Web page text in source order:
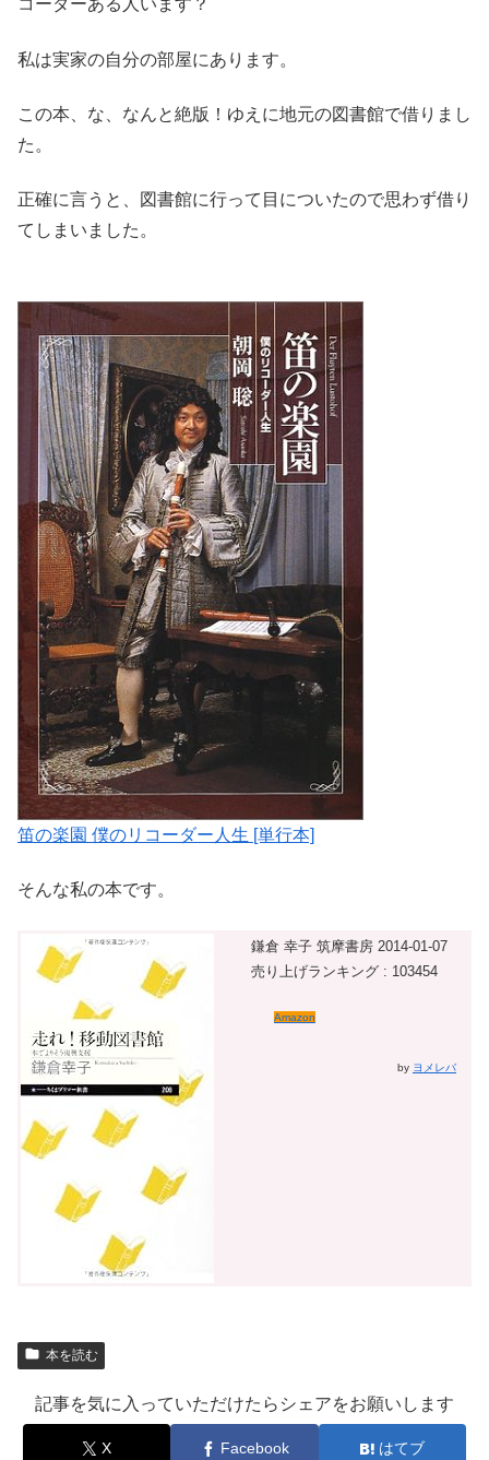
コーダーある人います？
私は実家の自分の部屋にあります。
この本、な、なんと絶版！ゆえに地元の図書館で借りまし
た。
正確に言うと、図書館に行って目についたので思わず借り
てしまいました。
笛の楽園 僕のリコーダー人生 [単行本]
そんな私の本です。
鎌倉 幸子 筑摩書房 2014-01-07
売り上げランキング : 103454
Amazon
byヨメレバ
本を読む
記事を気に入っていただけたらシェアをお願いします
X Facebook はてブ